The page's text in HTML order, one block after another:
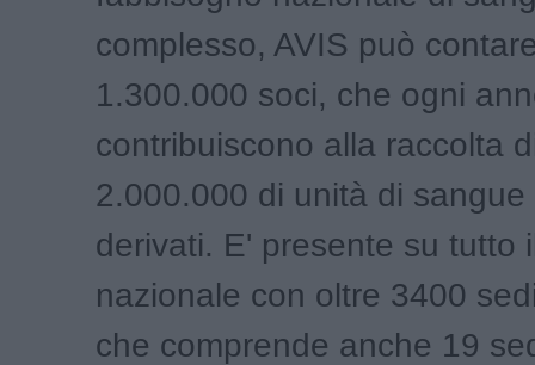
complesso, AVIS può
1.300.000 soci, che ogni
contribuiscono alla raccolta
2.000.000 di unità di sangue
derivati. E' presente su tutto
nazionale con oltre 3400
che comprende anche 19